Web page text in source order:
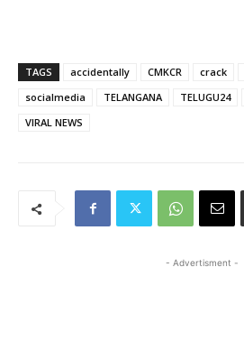
TAGS accidentally CMKCR crack
socialmedia
TELANGANA TELUGU24
VIRAL NEWS
- Advertisment -